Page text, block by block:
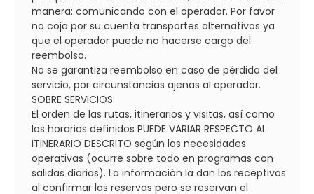
manera: comunicando con el operador. Por favor
no coja por su cuenta transportes alternativos ya
que el operador puede no hacerse cargo del
reembolso.
No se garantiza reembolso en caso de pérdida del
servicio, por circunstancias ajenas al operador.
SOBRE SERVICIOS:
El orden de las rutas, itinerarios y visitas, así como
los horarios definidos PUEDE VARIAR RESPECTO AL
ITINERARIO DESCRITO según las necesidades
operativas (ocurre sobre todo en programas con
salidas diarias). La información la dan los receptivos
al confirmar las reservas pero se reservan el